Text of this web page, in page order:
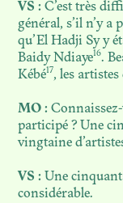
VS : C’est très
général, s’il n’y a
qu’El Hadji Sy y
Baidy Ndiaye16.
Kébé17 , les
MO :
participé ? Une
vingtaine
VS : Une
considérable.